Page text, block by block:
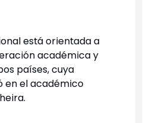
está orientada a
académica y
países, cuya
en el académico